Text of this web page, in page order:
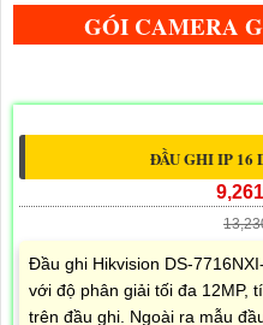
GÓI CAMERA
ĐẦU GHI IP 16
Đầu ghi Hikvision DS-
với độ phân giải tối đa 12MP,
trên đầu ghi. Ngoài ra mẫu